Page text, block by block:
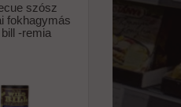
szósz
fokhagymás
-remia